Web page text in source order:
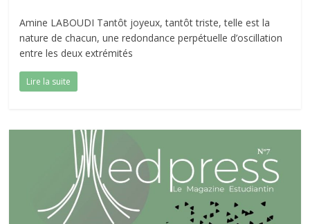
Amine LABOUDI Tantôt joyeux, tantôt triste, telle est la
nature de chacun, une redondance perpétuelle d’oscillation
entre les deux extrémités
Lire la suite